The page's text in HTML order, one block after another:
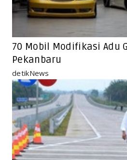
70 Mobil Modifikasi Adu
Pekanbaru
detikNews